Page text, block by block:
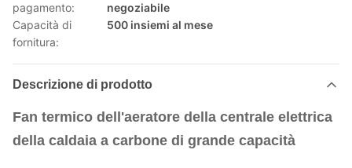
pagamento:
negoziabile
Capacità di
fornitura:
500 insiemi al mese
Descrizione di prodotto
Fan termico dell'aeratore della centrale elettrica
della caldaia a carbone di grande capacità